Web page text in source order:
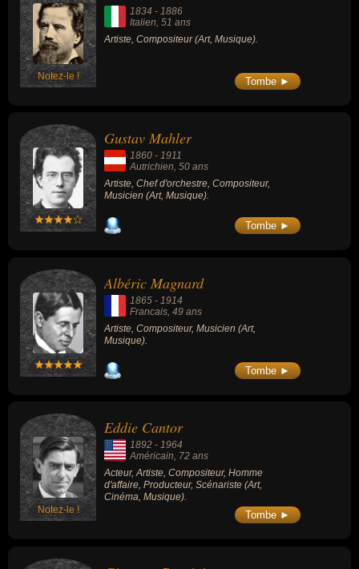
Notez-le !
1834 - 1886
Italien , 51 ans
Artiste, Compositeur (Art, Musique).
Tombe ►
Gustav Mahler
1860 - 1911
Autrichien, 50 ans
Artiste, Chef d'orchestre, Compositeur,
Musicien (Art, Musique).
Tombe ►
Albéric Magnard
1865 - 1914
Francais , 49 ans
Artiste, Compositeur, Musicien (Art,
Musique).
Tombe ►
Notez-le !
Eddie Cantor
1892 - 1964
Américain, 72 ans
Acteur, Artiste, Compositeur, Homme
d'affaire, Producteur, Scénariste (Art,
Cinéma, Musique).
Tombe ►